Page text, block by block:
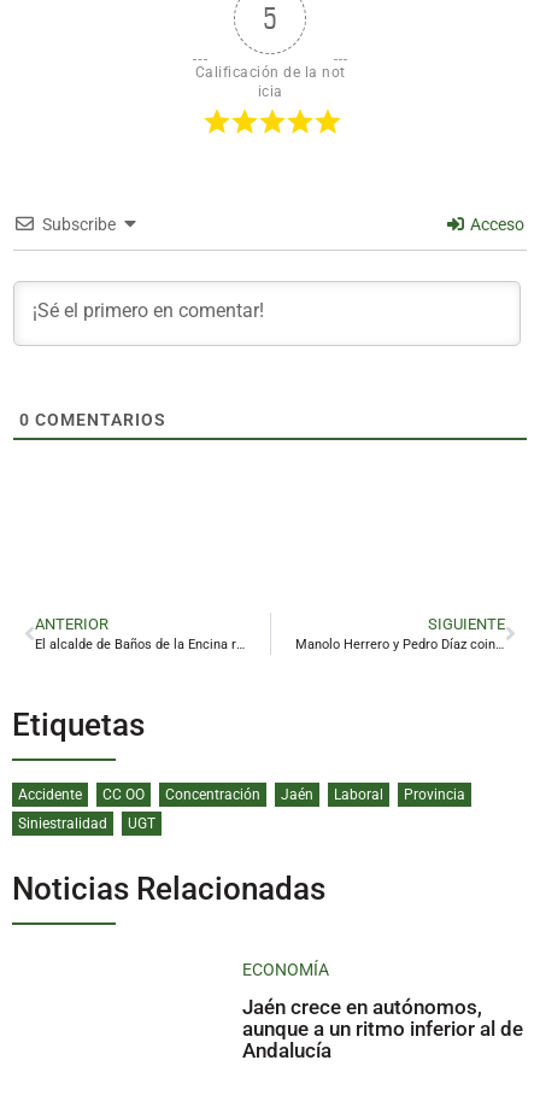
5
Calificación de la not
icia
Subscribe Acceso
0 COMENTARIOS
ANTERIOR
El alcalde de Baños de la Encina recula en el intento de implantar una planta de biogás en el pueblo
SIGUIENTE
Manolo Herrero y Pedro Díaz coinciden: «El derbi siempre es un partido especial»
Etiquetas
Accidente CC OO Concentración Jaén Laboral
Provincia
Siniestralidad
UGT
Noticias Relacionadas
ECONOMÍA
Jaén crece en autónomos,
aunque a un ritmo inferior al de
Andalucía